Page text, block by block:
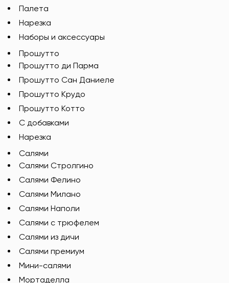
Палета
Нарезка
Наборы и аксессуары
Прошутто
Прошутто ди Парма
Прошутто Сан Даниеле
Прошутто Крудо
Прошутто Котто
С добавками
Нарезка
Салями
Салями Стролгино
Салями Фелино
Салями Милано
Салями Наполи
Салями с трюфелем
Салями из дичи
Салями премиум
Мини-салями
Мортаделла